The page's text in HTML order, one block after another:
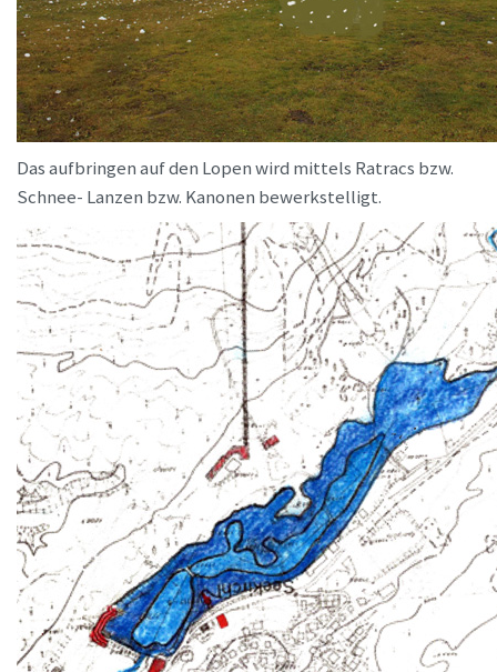
Das aufbringen auf den Lopen wird mittels Ratracs bzw.
Schnee- Lanzen bzw. Kanonen bewerkstelligt.